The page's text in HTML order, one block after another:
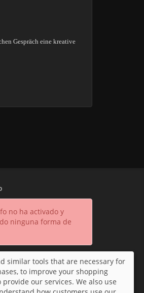
Gespräch eine kreative
no ha activado y
ninguna forma de
similar tools that are necessary for
to improve your shopping
our services. We also use